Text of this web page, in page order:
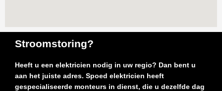
Stroomstoring?
Heeft u een elektricien nodig in uw regio? Dan bent u
aan het juiste adres. Spoed elektricien heeft
gespecialiseerde monteurs in dienst, die u dezelfde dag